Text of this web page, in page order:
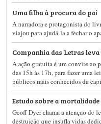
Uma filha à procura do pai
A narradora e protagonista do
viajou para ajudá-la a fechar o
Companhia das Letras
A ação gratuita é um convite ao
das 15h às 17h, para fazer uma
públicos mais conhecidos da
Estudo sobre a mortalidade
Geoff Dyer chama a atenção do
destruição que insufla vidas